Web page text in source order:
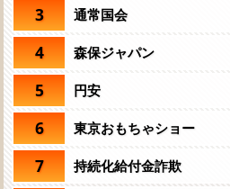
3 通常国会
4 森保ジャパン
5 円安
6 東京おもちゃショー
7 持続化給付金詐欺